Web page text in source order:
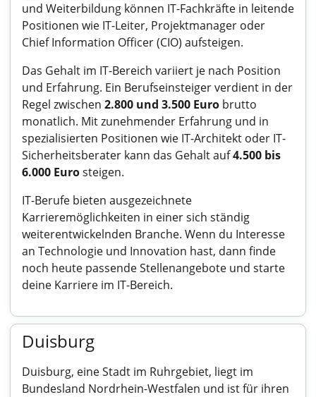
und Weiterbildung können IT-Fachkräfte in leitende
Positionen wie IT-Leiter, Projektmanager oder
Chief Information Officer (CIO) aufsteigen.
Das Gehalt im IT-Bereich variiert je nach Position
und Erfahrung. Ein Berufseinsteiger verdient in der
Regel zwischen 2.800 und 3.500 Euro brutto
monatlich. Mit zunehmender Erfahrung und in
spezialisierten Positionen wie IT-Architekt oder IT-
Sicherheitsberater kann das Gehalt auf4.500 bis
6.000 Eurosteigen.
IT-Berufe bieten ausgezeichnete
Karrieremöglichkeiten in einer sich ständig
weiterentwickelnden Branche. Wenn du Interesse
an Technologie und Innovation hast, dann finde
noch heute passende Stellenangebote und starte
deine Karriere im IT-Bereich.
Duisburg
Duisburg, eine Stadt im Ruhrgebiet, liegt im
Bundesland Nordrhein-Westfalen und ist für ihren